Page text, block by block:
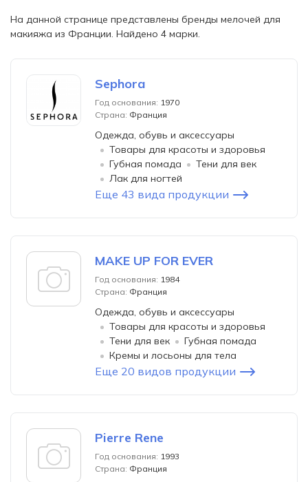
На данной странице представлены бренды мелочей для
макияжа из Франции. Найдено 4 марки.
Sephora
Год основания: 1970
Страна: Франция
Одежда, обувь и аксессуары
Товары для красоты и здоровья
Губная помада
Тени для век
Лак для ногтей
Еще 43 вида продукции
MAKE UP FOR EVER
Год основания: 1984
Страна: Франция
Одежда, обувь и аксессуары
Товары для красоты и здоровья
Тени для век
Губная помада
Кремы и лосьоны для тела
Еще 20 видов продукции
Pierre Rene
Год основания: 1993
Страна: Франция